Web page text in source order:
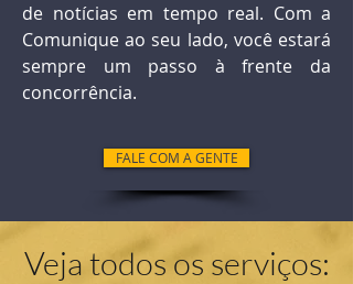
de notícias em tempo real. Com a
Comunique ao seu lado, você estará
sempre um passo à frente da
concorrência.
FALE COM A GENTE
Veja todos os serviços: